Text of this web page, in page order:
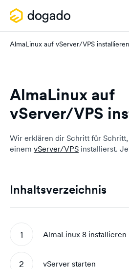
AlmaLinux auf vServer/VPS installieren
AlmaLinux auf
vServer/VPS
Wir erklären dir Schritt für
einem vServer/VPS installierst.
Inhaltsverzeichnis
AlmaLinux 8 installieren
vServer starten